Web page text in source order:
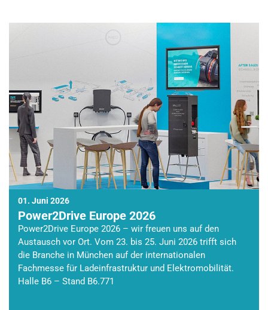
01. Juni 2026
Power2Drive Europe 2026
Power2Drive Europe 2026 – wir freuen uns auf den
Austausch vor Ort. Vom 23. bis 25. Juni 2026 trifft sich
die Branche in München auf der internationalen
Fachmesse für Ladeinfrastruktur und Elektromobilität.
Halle B6 – Stand B6.771